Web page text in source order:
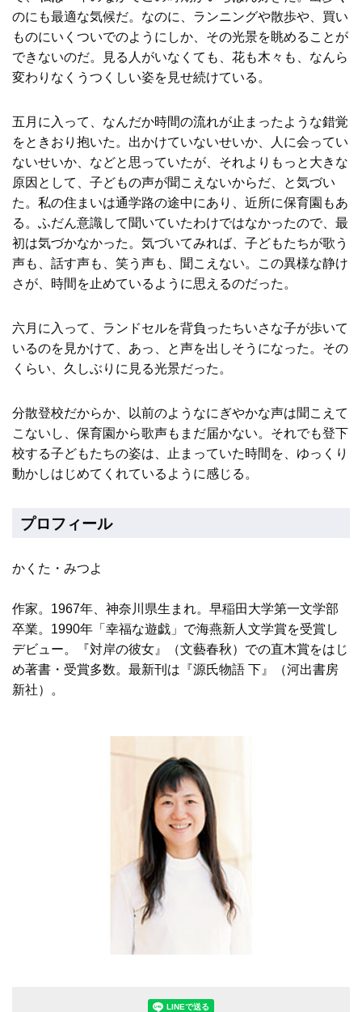
のにも最適な気候だ。なのに、ランニングや散歩や、買い
ものにいくついでのようにしか、その光景を眺めることが
できないのだ。見る人がいなくても、花も木々も、なんら
変わりなくうつくしい姿を見せ続けている。
五月に入って、なんだか時間の流れが止まったような錯覚
をときおり抱いた。出かけていないせいか、人に会ってい
ないせいか、などと思っていたが、それよりもっと大きな
原因として、子どもの声が聞こえないからだ、と気づい
た。私の住まいは通学路の途中にあり、近所に保育園もあ
る。ふだん意識して聞いていたわけではなかったので、最
初は気づかなかった。気づいてみれば、子どもたちが歌う
声も、話す声も、笑う声も、聞こえない。この異様な静け
さが、時間を止めているように思えるのだった。
六月に入って、ランドセルを背負ったちいさな子が歩いて
いるのを見かけて、あっ、と声を出しそうになった。その
くらい、久しぶりに見る光景だった。
分散登校だからか、以前のようなにぎやかな声は聞こえて
こないし、保育園から歌声もまだ届かない。それでも登下
校する子どもたちの姿は、止まっていた時間を、ゆっくり
動かしはじめてくれているように感じる。
プロフィール
かくた・みつよ
作家。1967年、神奈川県生まれ。早稲田大学第一文学部
卒業。1990年「幸福な遊戯」で海燕新人文学賞を受賞し
デビュー。『対岸の彼女』（文藝春秋）での直木賞をはじ
め著書・受賞多数。最新刊は『源氏物語 下』（河出書房
新社）。
LINEで送る(別ウィンドウで開きま